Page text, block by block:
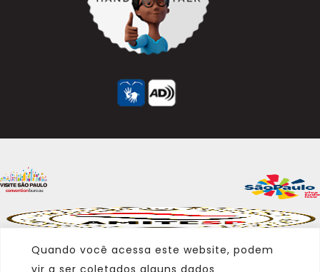
Quando você acessa este website, podem
vir a ser coletados alguns dados